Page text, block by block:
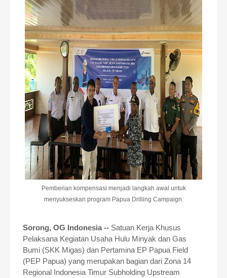
Pemberian kompensasi menjadi langkah awal untuk
menyukseskan program Papua Drilling Campaign.
Sorong, OG Indonesia -- Satuan Kerja Khusus
Pelaksana Kegiatan Usaha Hulu Minyak dan Gas
Bumi (SKK Migas) dan Pertamina EP Papua Field
(PEP Papua) yang merupakan bagian dari Zona 14
Regional Indonesia Timur Subholding Upstream